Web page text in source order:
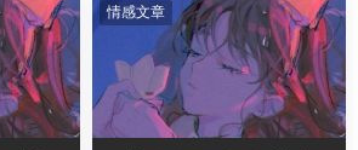
情感文章